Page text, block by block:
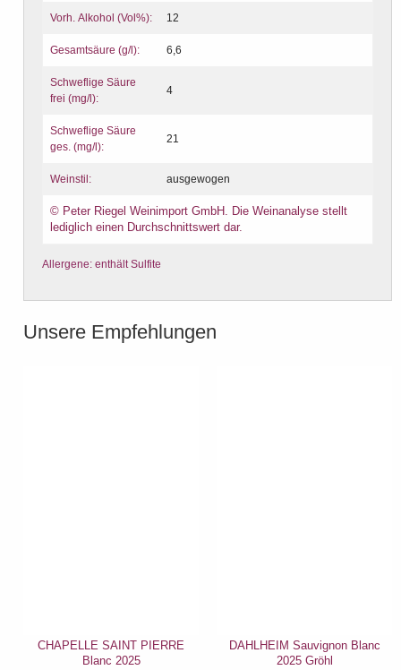
Vorh. Alkohol (Vol%): 12
Gesamtsäure (g/l): 6,6
Schweflige Säure
frei (mg/l):
4
Schweflige Säure
ges. (mg/l):
21
Weinstil: ausgewogen
© Peter Riegel Weinimport GmbH. Die Weinanalyse stellt
lediglich einen Durchschnittswert dar.
Allergene: enthält Sulfite
Unsere Empfehlungen
CHAPELLE SAINT PIERRE
Blanc 2025
DAHLHEIM Sauvignon Blanc
2025 Gröhl